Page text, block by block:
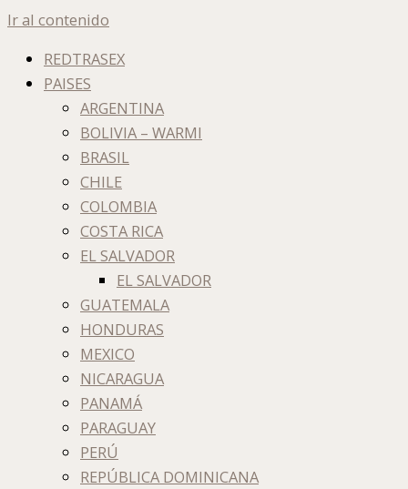
Ir al contenido
REDTRASEX
PAISES
ARGENTINA
BOLIVIA – WARMI
BRASIL
CHILE
COLOMBIA
COSTA RICA
EL SALVADOR
EL SALVADOR
GUATEMALA
HONDURAS
MEXICO
NICARAGUA
PANAMÁ
PARAGUAY
PERÚ
REPÚBLICA DOMINICANA